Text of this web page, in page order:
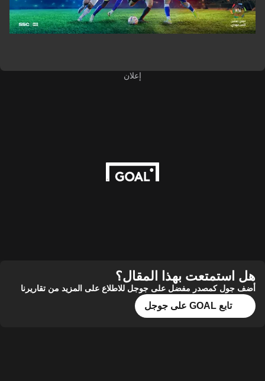
بهذا المقال؟
كمصدر مفضل على جوجل للاطلاع على المزيد من تقاريرنا
تابع GOAL على جوجل